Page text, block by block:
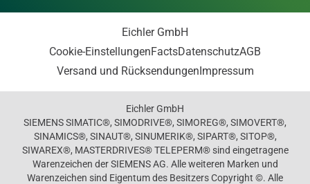
Eichler GmbH
Cookie-EinstellungenFactsDatenschutzAGB
Versand und RücksendungenImpressum
Eichler GmbH
SIEMENS SIMATIC®, SIMODRIVE®, SIMOREG®, SIMOVERT®,
SINAMICS®, SINAUT®, SINUMERIK®, SIPART®, SITOP®,
SIWAREX®, MASTERDRIVES® TELEPERM® sind eingetragene
Warenzeichen der SIEMENS AG. Alle weiteren Marken und
Warenzeichen sind Eigentum des Besitzers Copyright ©. Alle